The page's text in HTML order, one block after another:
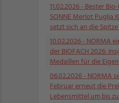
11.02.2026- Bester
SONNE Merlot Puglia
setzt sich an die Spitze
10.02.2026- NORMA
der BIOFACH 2026:
Medaillen für die
06.02.2026- NORMA
Februar erneut die
Lebensmittel um bis